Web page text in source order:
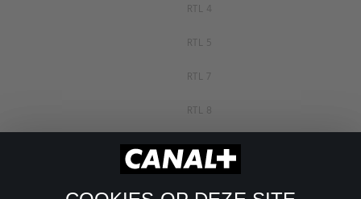
RTL 4
RTL 5
RTL 7
RTL 8
RTL Z
SBS6